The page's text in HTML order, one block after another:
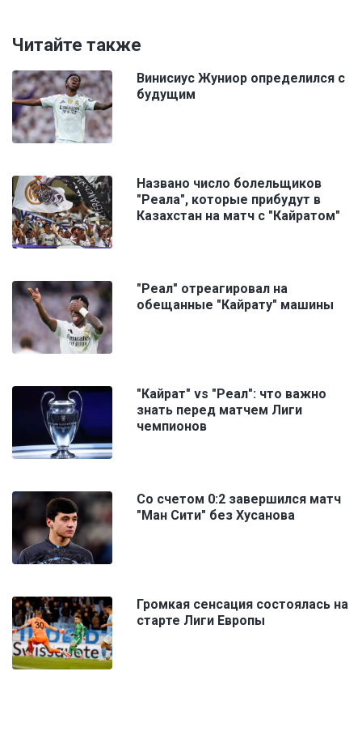
Читайте также
Винисиус Жуниор определился с
будущим
Названо число болельщиков
"Реала", которые прибудут в
Казахстан на матч с "Кайратом"
"Реал" отреагировал на
обещанные "Кайрату" машины
"Кайрат" vs "Реал": что важно
знать перед матчем Лиги
чемпионов
Со счетом 0:2 завершился матч
"Ман Сити" без Хусанова
Громкая сенсация состоялась на
старте Лиги Европы